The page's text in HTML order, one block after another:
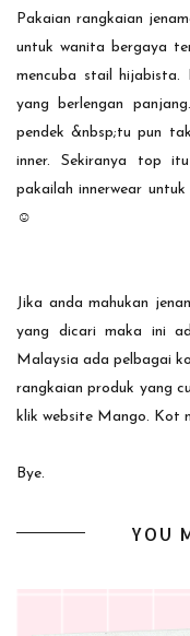
Pakaian rangkaian
untuk wanita bergaya
mencuba stail
yang berlengan
pendek &nbsp;tu pun
inner. Sekiranya top
pakailah innerwear
☺
Jika anda mahukan
yang dicari maka ini
Malaysia ada pelbagai
rangkaian produk yang
klik website Mango. Kot
Bye.
YOU